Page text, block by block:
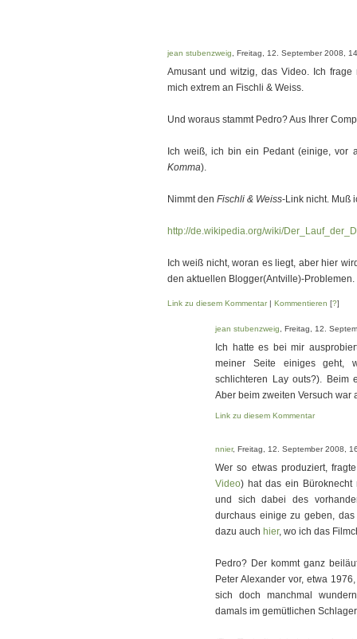
jean stubenzweig , Freitag, 12. September 2008,
Amusant und witzig, das Video. Ich
mich extrem an Fischli & Weiss.
Und woraus stammt Pedro? Aus Ihrer
Ich weiß, ich bin ein Pedant (einige,
Komma).
Nimmt den Fischli & Weiss-Link nicht. Muß
http://de.wikipedia.org/wiki/
Ich weiß nicht, woran es liegt, aber hier
den aktuellen Blogger(Antville)-Problemen.
Link zu diesem Kommentar| Kommentieren [?]
jean stubenzweig , Freitag, 12.
Ich hatte es bei mir
meiner Seite einiges geht,
schlichteren Lay outs?). Beim
Aber beim zweiten Versuch war
Link zu diesem Kommentar
nnier, Freitag, 12. September 2008,
Wer so etwas produziert,
Video) hat das ein Büroknecht
und sich dabei des
durchaus einige zu geben,
dazu auch hier, wo ich das
Pedro? Der kommt ganz
Peter Alexander vor, etwa
sich doch manchmal
damals im gemütlichen